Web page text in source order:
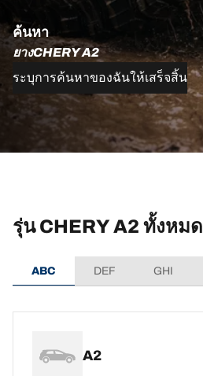
ค้นหา
ยางCHERY A2
ระบุการค้นหาของฉันให้เสร็จสิ้น
รุ่น CHERY A2 ทั้งหมด
ABC DEF GHI
A2